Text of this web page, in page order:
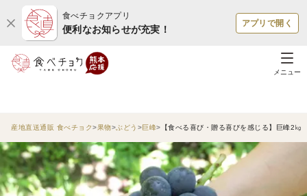
食べチョクアプリ
便利なお知らせが充実！
アプリで開く
メニュー
産地直送通販 食べチョク 果物 ぶどう 巨峰 【食べる喜び・贈る喜びを感じる】巨峰2